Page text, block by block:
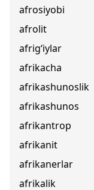
afrosiyobi
afrolit
afrig‘iylar
afrikacha
afrikashunoslik
afrikashunos
afrikantrop
afrikanit
afrikanerlar
afrikalik